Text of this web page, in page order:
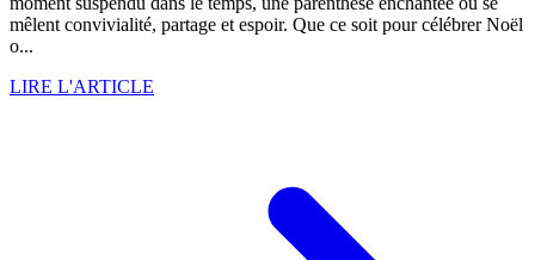
mêlent convivialité, partage et espoir. Que ce soit pour célébrer Noël
o...
LIRE L'ARTICLE